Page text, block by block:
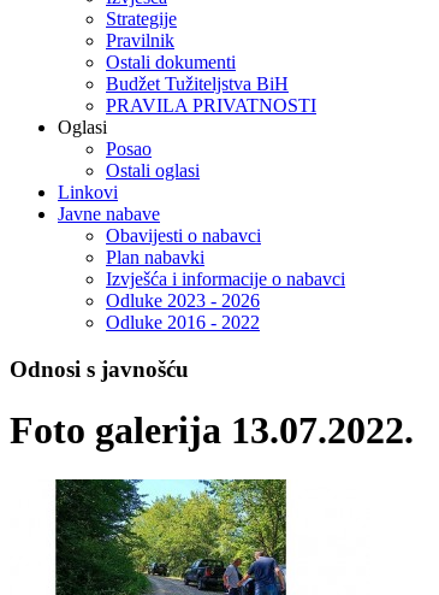
Strategije
Pravilnik
Ostali dokumenti
Budžet Tužiteljstva BiH
PRAVILA PRIVATNOSTI
Oglasi
Posao
Ostali oglasi
Linkovi
Javne nabave
Obavijesti o nabavci
Plan nabavki
Izvješća i informacije o nabavci
Odluke 2023 - 2026
Odluke 2016 - 2022
Odnosi s javnošću
Foto galerija 13.07.2022.